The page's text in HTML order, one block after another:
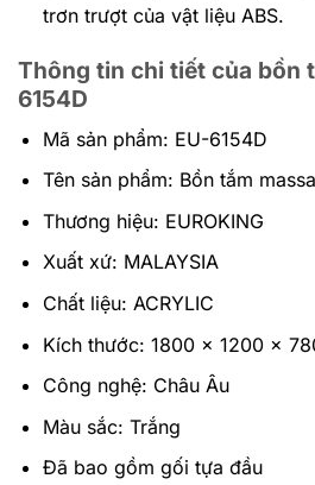
trơn trượt của vật liệu ABS.
Thông tin chi tiết của bồn
6154D
Mã sản phẩm: EU-6154D
Tên sản phẩm: Bồn tắm
Thương hiệu: EUROKING
Xuất xứ: MALAYSIA
Chất liệu: ACRYLIC
Kích thước: 1800 x 1200 x
Công nghệ: Châu Âu
Màu sắc: Trắng
Đã bao gồm gối tựa đầu